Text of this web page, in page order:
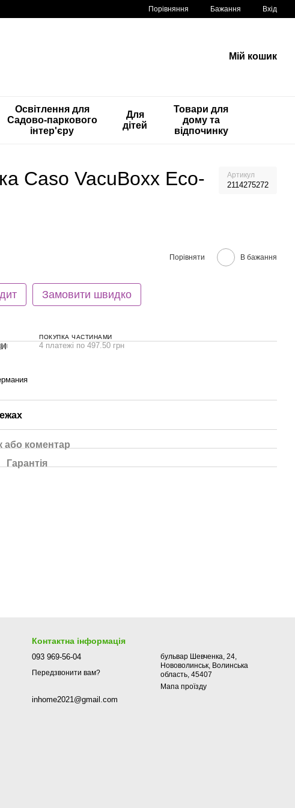
Порівняння Бажання Вхід
Мій кошик
Освітлення для
Садово-паркового
інтер'єру
Для
дітей
Товари для
дому та
відпочинку
Caso VacuBoxx Eco-
Артикул
2114275272
Порівняти В бажання
Замовити швидко
ПОКУПКА ЧАСТИНАМИ
4 платежі по 497.50 грн
або коментар
Гарантія
Контактна інформація
093 969-56-04
Передзвонити вам?
inhome2021@gmail.com
бульвар Шевченка, 24,
Нововолинськ, Волинська
область, 45407
Мапа проїзду